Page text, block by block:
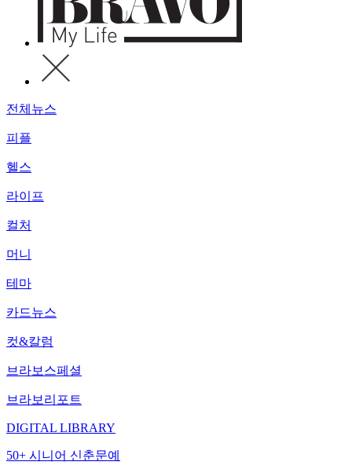
전체뉴스
피플
헬스
라이프
컬처
머니
테마
카드뉴스
컷&칼럼
브라보스페셜
브라보리포트
DIGITAL LIBRARY
50+ 시니어 신춘문예